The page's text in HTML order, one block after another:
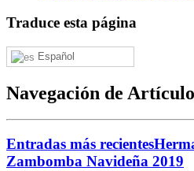
Traduce esta página
Español
Navegación de
Entradas más recientes
Zambomba Navideña 2019